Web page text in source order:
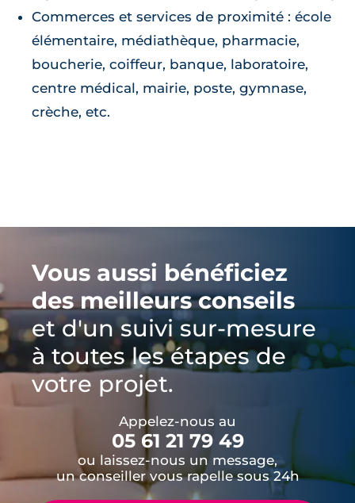
Commerces et services de proximité : école
élémentaire, médiathèque, pharmacie,
boucherie, coiffeur, banque, laboratoire,
centre médical, mairie, poste, gymnase,
crèche, etc.
Vous aussi bénéficiez
des meilleurs conseils
et d'un suivi sur-mesure
à toutes les étapes de
votre projet.
Appelez-nous au
05 61 21 79 49
ou laissez-nous un message,
un conseiller vous rapelle sous 24h